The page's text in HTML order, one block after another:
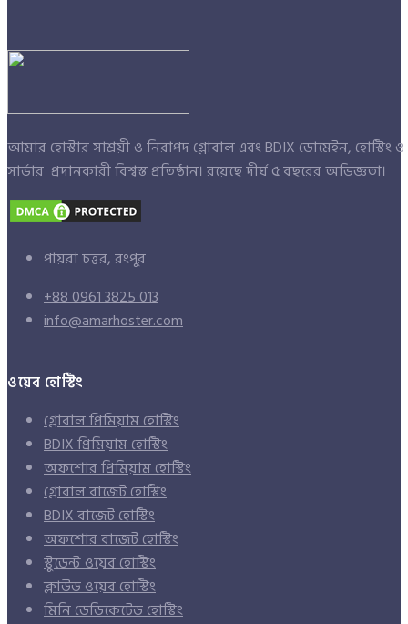
আমার হোস্টার সাশ্রয়ী ও নিরাপদ গ্লোবাল এবং BDIX ডোমেইন, হোস্টিং ও
সার্ভার প্রদানকারী বিশ্বস্ত প্রতিষ্ঠান। রয়েছে দীর্ঘ ৫ বছরের অভিজ্ঞতা।
পায়রা চত্তর, রংপুর
+88 0961 3825 013
info@amarhoster.com
ওয়েব হোস্টিং
গ্লোবাল প্রিমিয়াম হোস্টিং
BDIX প্রিমিয়াম হোস্টিং
অফশোর প্রিমিয়াম হোস্টিং
গ্লোবাল বাজেট হোস্টিং
BDIX বাজেট হোস্টিং
অফশোর বাজেট হোস্টিং
স্টুডেন্ট ওয়েব হোস্টিং
ক্লাউড ওয়েব হোস্টিং
মিনি ডেডিকেটেড হোস্টিং